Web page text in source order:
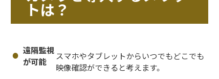
トは？
遠隔監視
が可能
スマホやタブレットからいつでもどこでも
映像確認ができると考えます。